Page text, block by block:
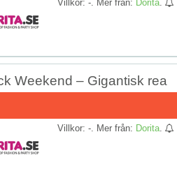
Villkor: -. Mer från: Dorita
Weekend – Gigantisk rea
Villkor: -. Mer från: Dorita